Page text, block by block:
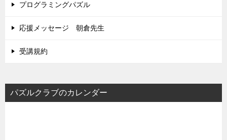
プログラミングパズル
応援メッセージ 朝倉先生
受講規約
パズルクラブのカレンダー